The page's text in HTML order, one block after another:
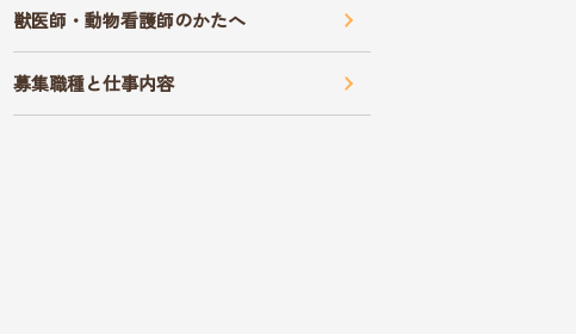
獣医師・動物看護師のかたへ
募集職種と仕事内容